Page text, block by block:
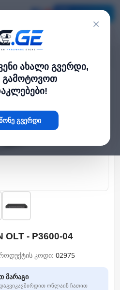
×
ახალი გვერდი,
გამოტოვოთ
გვერდი
OLT - P3600-04
კოდი: 02975
მარაგი
დაგვიკავშირდით ონლაინ ჩათით